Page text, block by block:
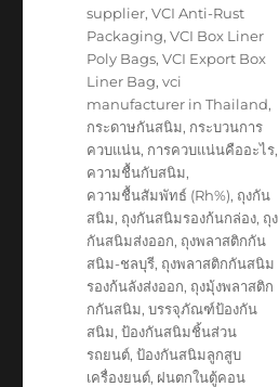
supplier,VCI Anti-Rust
Packaging,VCI Box Liner
Poly Bags,VCI Export Box
Liner Bag,vci
manufacturer in Thailand,
กระดาษกันสนิม, กระบวนการ
ควบแน่น, การควบแน่นคืออะไร,
ความชื้นกับสนิม,
ความชื้นสัมพัทธ์ (Rh%), ถุงกัน
สนิม, ถุงกันสนิมรองก้นกล่อง, ถุง
กันสนิมส่งออก, ถุงพลาสติกกัน
สนิม-ชลบุรี, ถุงพลาสติกกันสนิม
รองก้นลังส่งออก, ถุงมุ้งพลาสติก
กกันสนิม,บรรจุภัณฑ์ป้องกัน
สนิม,ป้องกันสนิมชิ้นส่วน
รถยนต์,ป้องกันสนิมลูกสูบ
เครื่องยนต์, ฝนตกในตู้คอน